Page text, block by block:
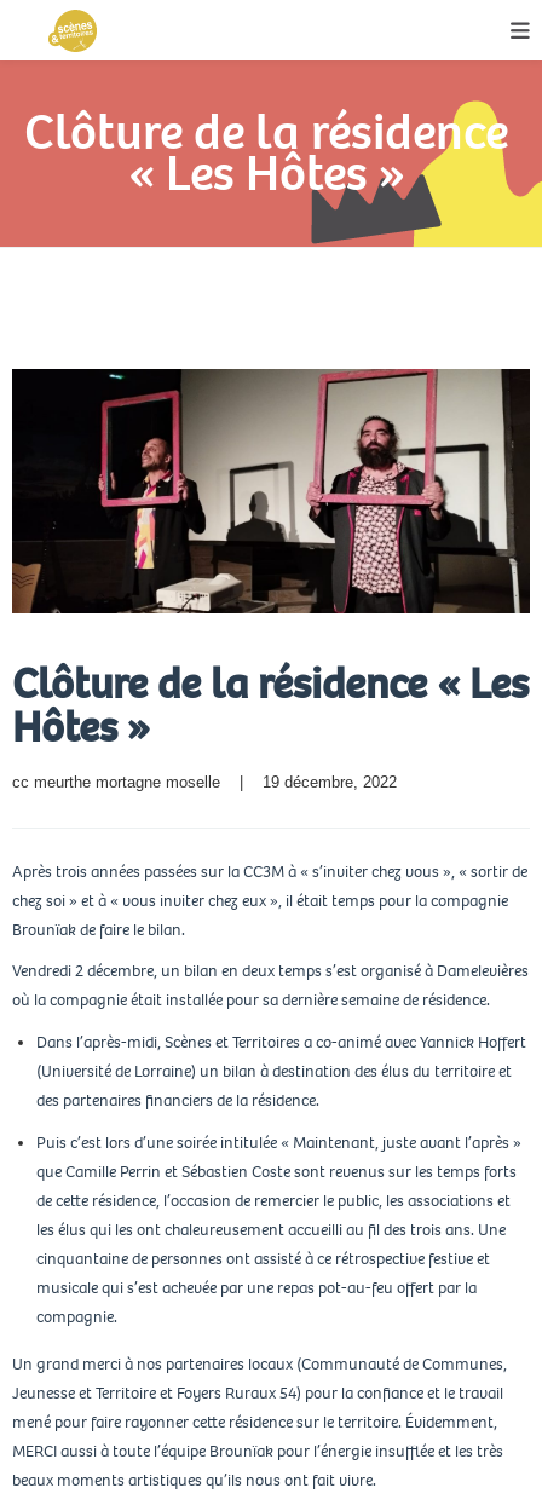
Clôture de la résidence
« Les Hôtes »
Clôture de la résidence « Les
Hôtes »
cc meurthe mortagne moselle
    |    19 décembre, 2022
Après trois années passées sur la CC3M à « s’inviter chez vous », « sortir de
chez soi » et à « vous inviter chez eux », il était temps pour la compagnie
Brounïak de faire le bilan.
Vendredi 2 décembre, un bilan en deux temps s’est organisé à Damelevières
où la compagnie était installée pour sa dernière semaine de résidence.
Dans l’après-midi, Scènes et Territoires a co-animé avec Yannick Hoffert
(Université de Lorraine) un bilan à destination des élus du territoire et
des partenaires financiers de la résidence.
Puis c’est lors d’une soirée intitulée « Maintenant, juste avant l’après »
que Camille Perrin et Sébastien Coste sont revenus sur les temps forts
de cette résidence, l’occasion de remercier le public, les associations et
les élus qui les ont chaleureusement accueilli au fil des trois ans. Une
cinquantaine de personnes ont assisté à ce rétrospective festive et
musicale qui s’est achevée par une repas pot-au-feu offert par la
compagnie.
Un grand merci à nos partenaires locaux (Communauté de Communes,
Jeunesse et Territoire et Foyers Ruraux 54) pour la confiance et le travail
mené pour faire rayonner cette résidence sur le territoire. Évidemment,
MERCI aussi à toute l’équipe Brounïak pour l’énergie insufflée et les très
beaux moments artistiques qu’ils nous ont fait vivre.